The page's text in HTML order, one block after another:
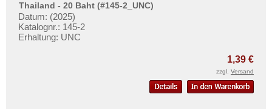
Thailand - 20 Baht (#145-2_UNC)
Datum: (2025)
Katalognr.: 145-2
Erhaltung: UNC
1,39 €
zzgl. Versand